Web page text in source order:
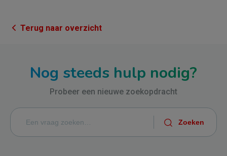
Terug naar overzicht
Nog steeds hulp nodig?
Probeer een nieuwe zoekopdracht